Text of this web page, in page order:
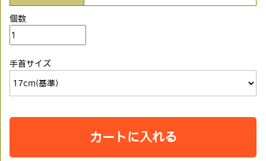
個数
手首サイズ
カートに入れる